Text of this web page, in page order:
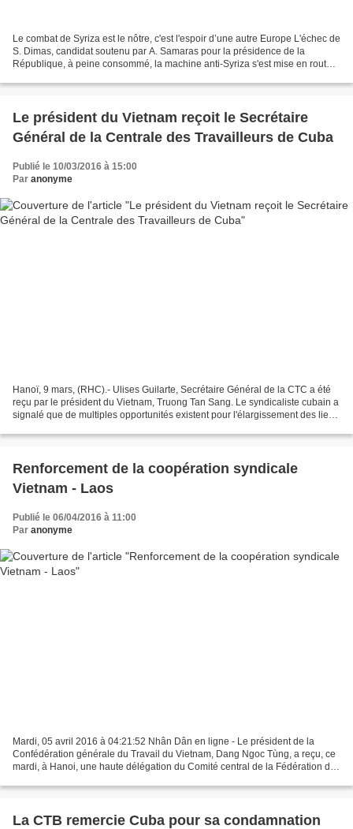
Le combat de Syriza est le nôtre, c'est l'espoir d’une autre Europe L'échec de
S. Dimas, candidat soutenu par A. Samaras pour la présidence de la
République, à peine consommé, la machine anti-Syriza s'est mise en route.
Le président du Vietnam reçoit le Secrétaire
Général de la Centrale des Travailleurs de Cuba
Publié le 10/03/2016 à 15:00
Par anonyme
Hanoï, 9 mars, (RHC).- Ulises Guilarte, Secrétaire Général de la CTC a été
reçu par le président du Vietnam, Truong Tan Sang. Le syndicaliste cubain a
signalé que de multiples opportunités existent pour l'élargissement des liens
Renforcement de la coopération syndicale
Vietnam - Laos
Publié le 06/04/2016 à 11:00
Par anonyme
Mardi, 05 avril 2016 à 04:21:52 Nhân Dân en ligne - Le président de la
Confédération générale du Travail du Vietnam, Dang Ngoc Tùng, a reçu, ce
mardi, à Hanoi, une haute délégation du Comité central de la Fédération des
La CTB remercie Cuba pour sa condamnation